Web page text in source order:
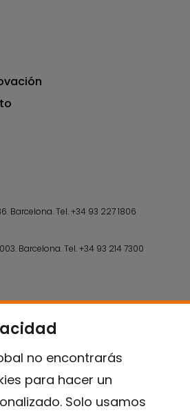
no encontrarás
para hacer un
Solo usamos
Barcelona.Tel.+34 93 227 1806
Barcelona.Tel.+34 93 214 7300